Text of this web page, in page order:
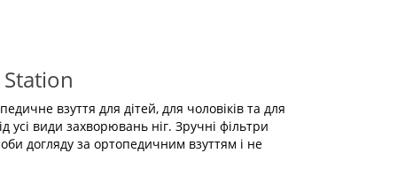
взуття для дітей, для чоловіків та для
усі види захворювань ніг. Зручні фільтри
догляду за ортопедичним взуттям і не